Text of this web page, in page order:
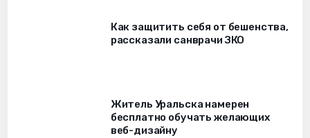
Как защитить себя от бешенства,
рассказали санврачи ЗКО
Житель Уральска намерен
бесплатно обучать желающих
веб-дизайну